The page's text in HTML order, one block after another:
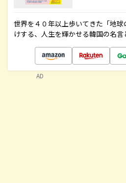
世界を４０年以上歩いてきた「地
けする、人生を輝かせる韓国の名
AD